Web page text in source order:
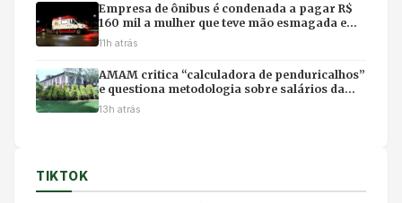
Empresa de ônibus é condenada a pagar R$
160 mil a mulher que teve mão esmagada em
acidente
11h atrás
AMAM critica “calculadora de penduricalhos”
e questiona metodologia sobre salários da
magistratura
13h atrás
TIKTOK